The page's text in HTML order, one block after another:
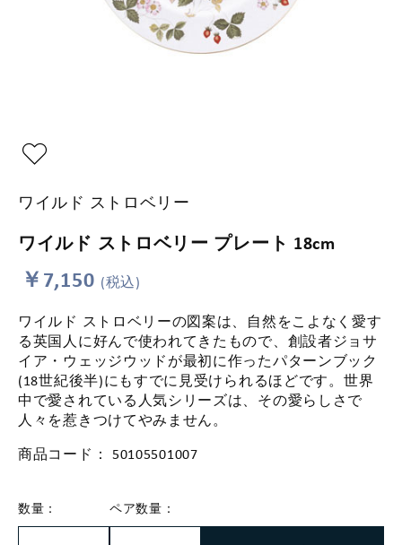
ワイルド ストロベリー
ワイルド ストロベリー プレート 18cm
￥7,150 (税込)
ワイルド ストロベリーの図案は、自然をこよなく愛す
る英国人に好んで使われてきたもので、創設者ジョサ
イア・ウェッジウッドが最初に作ったパターンブック
(18世紀後半)にもすでに見受けられるほどです。世界
中で愛されている人気シリーズは、その愛らしさで
人々を惹きつけてやみません。
商品コード： 50105501007
数量： ペア数量：